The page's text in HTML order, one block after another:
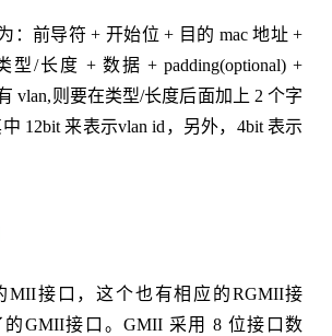
：前导符 + 开始位 + 目的 mac 地址 +
型/长度 + 数据 + padding(optional) +
vlan,则要在类型/长度后面加上 2 个字
12bit 来表示vlan id，另外，4bit 表示
MII接口，这个也有相应的RGMII接
的GMII接口。GMII 采用 8 位接口数